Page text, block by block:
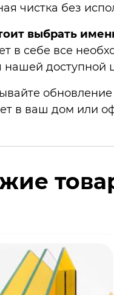
чистка без
выбрать
в себе все
нашей доступной
в ваш дом или